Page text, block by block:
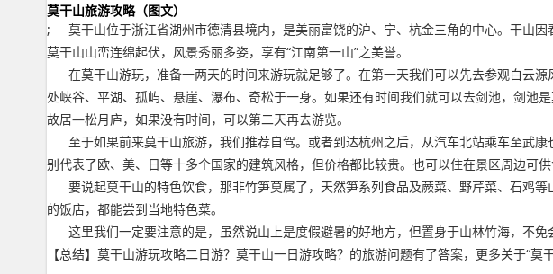
莫干山旅游攻略（图文）
; 莫干山位于浙江省湖州市德清县境内，是美丽富饶的沪、宁、杭金三角的中心。干山因
莫干山山峦连绵起伏，风景秀丽多姿，享有“江南第一山”之美誉。
在莫干山游玩，准备一两天的时间来游玩就足够了。在第一天我们可以先去参观白云源
处峡谷、平湖、孤屿、悬崖、瀑布、奇松于一身。如果还有时间我们就可以去剑池，剑池
故居—松月庐，如果没有时间，可以第二天再去游览。
至于如果前来莫干山旅游，我们推荐自驾。或者到达杭州之后，从汽车北站乘车至武
别代表了欧、美、日等十多个国家的建筑风格，但价格都比较贵。也可以住在景区周边可
要说起莫干山的特色饮食，那非竹笋莫属了，天然笋系列食品及蕨菜、野芹菜、石鸡
的饭店，都能尝到当地特色菜。
这里我们一定要注意的是，虽然说山上是度假避暑的好地方，但置身于山林竹海，不免
【总结】莫干山游玩攻略二日游？莫干山一日游攻略？的旅游问题有了答案，更多关于